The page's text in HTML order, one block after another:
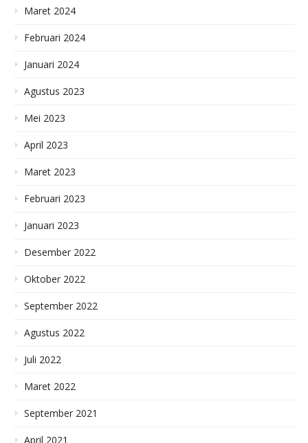
Maret 2024
Februari 2024
Januari 2024
Agustus 2023
Mei 2023
April 2023
Maret 2023
Februari 2023
Januari 2023
Desember 2022
Oktober 2022
September 2022
Agustus 2022
Juli 2022
Maret 2022
September 2021
April 2021